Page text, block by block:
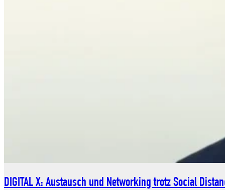
DIGITAL X: Austausch und Networking trotz Social